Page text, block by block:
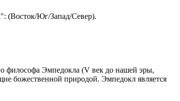
(Восток/Юг/Запад/Север).
философа Эмпедокла (V век до нашей эры,
божественной природой. Эмпедокл является